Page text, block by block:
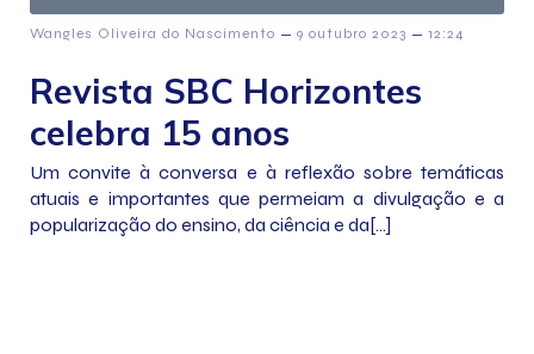
Wangles Oliveira do Nascimento – 9 outubro 2023 – 12:24
Revista SBC Horizontes
celebra 15 anos
Um convite à conversa e à reflexão sobre temáticas
atuais e importantes que permeiam a divulgação e a
popularização do ensino, da ciência e da[…]